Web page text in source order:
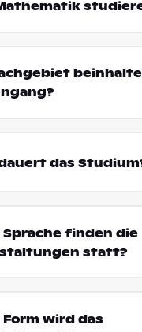
das
Sprache finden die
statt?
wird das